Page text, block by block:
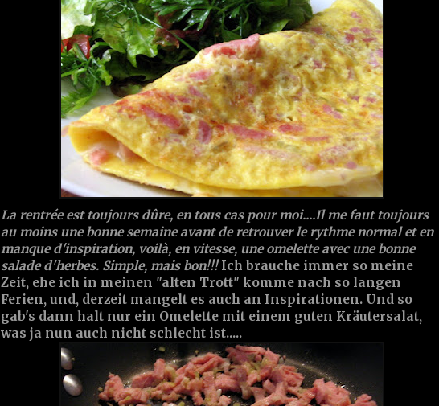
La rentrée est toujours dûre, en tous cas pour moi....Il me faut toujours
au moins une bonne semaine avant de retrouver le rythme normal et en
manque d'inspiration, voilà, en vitesse, une omelette avec une bonne
salade d'herbes. Simple, mais bon!!!Ich brauche immer so meine
Zeit, ehe ich in meinen "alten Trott" komme nach so langen
Ferien, und, derzeit mangelt es auch an Inspirationen. Und so
gab's dann halt nur ein Omelette mit einem guten Kräutersalat,
was ja nun auch nicht schlecht ist.....